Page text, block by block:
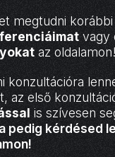
megtudni
vagy
az oldalamon!
konzultációra
az első
is szívesen
pedig kérdésed
!